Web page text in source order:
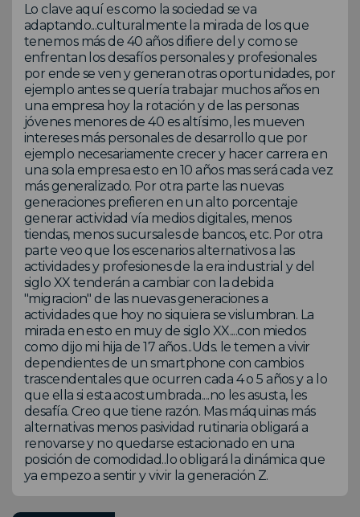
Lo clave aquí es como la sociedad se va
adaptando...culturalmente la mirada de los que
tenemos más de 40 años difiere del y como se
enfrentan los desafíos personales y profesionales
por ende se ven y generan otras oportunidades, por
ejemplo antes se quería trabajar muchos años en
una empresa hoy la rotación y de las personas
jóvenes menores de 40 es altísimo, les mueven
intereses más personales de desarrollo que por
ejemplo necesariamente crecer y hacer carrera en
una sola empresa esto en 10 años mas será cada vez
más generalizado. Por otra parte las nuevas
generaciones prefieren en un alto porcentaje
generar actividad vía medios digitales, menos
tiendas, menos sucursales de bancos, etc. Por otra
parte veo que los escenarios alternativos a las
actividades y profesiones de la era industrial y del
siglo XX tenderán a cambiar con la debida
"migracion" de las nuevas generaciones a
actividades que hoy no siquiera se vislumbran. La
mirada en esto en muy de siglo XX....con miedos
como dijo mi hija de 17 años...Uds. le temen a vivir
dependientes de un smartphone con cambios
trascendentales que ocurren cada 4 o 5 años y a lo
que ella si esta acostumbrada....no les asusta, les
desafía. Creo que tiene razón. Mas máquinas más
alternativas menos pasividad rutinaria obligará a
renovarse y no quedarse estacionado en una
posición de comodidad..lo obligará la dinámica que
ya empezo a sentir y vivir la generación Z.